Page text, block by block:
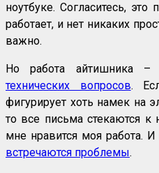
ноутбуке. Согласитесь,
работает, и нет никаких
важно.
Но работа айтишника
технических вопросов.
фигурирует хоть намек на
то все письма стекаются
мне нравится моя работа.
встречаются проблемы.